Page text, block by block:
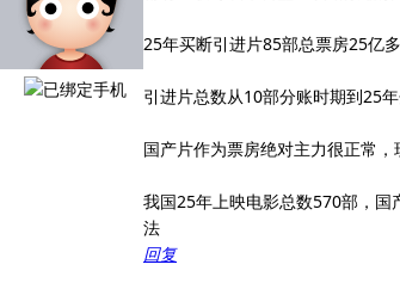
25年买断引进片85部总票房25亿
引进片总数从10部分账时期到25
国产片作为票房绝对主力很正常
我国25年上映电影总数570部，
法
回复